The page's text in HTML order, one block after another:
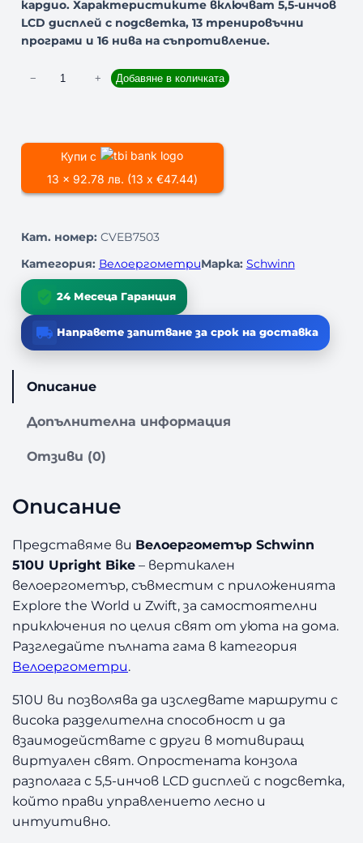
n
i
e
w
a
s
5
,
2
3
€
/
1
1
7
1
,
а
н
е
:
5
3
9
€
/
1
0
5
4
,
9
9
кардио. Характеристиките включват 5,5-инчов
LCD дисплей с подсветка, 13 тренировъчни
програми и 16 нива на съпротивление.
ч
с
о
з
В
е
л
о
р
е
р
c
h
w
i
n
n
5
1
U
U
p
r
i
t
− + Добавяне в количката
Купи с
13 x 92.78 лв. (13 x €47.44)
Кат. номер: CVEB7503
Категория: ВелоергометриМарка: Schwinn
24 Месеца Гаранция
Направете запитване за срок на доставка
Описание
Допълнителна информация
Отзиви (0)
Описание
Представяме ви Велоергометър Schwinn
510U Upright Bike – вертикален
велоергометър, съвместим с приложенията
Explore the World и Zwift, за самостоятелни
приключения по целия свят от уюта на дома.
Разгледайте пълната гама в категория
Велоергометри.
510U ви позволява да изследвате маршрути с
висока разделителна способност и да
взаимодействате с други в мотивиращ
виртуален свят. Опростената конзола
разполага с 5,5-инчов LCD дисплей с подсветка,
който прави управлението лесно и
интуитивно.